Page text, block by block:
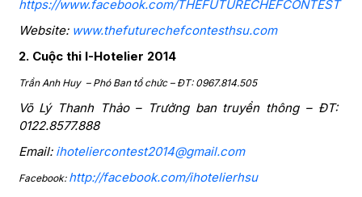
https://www.facebook.com/THEFUTURECHEFCONTEST
Website: www.thefuturechefcontesthsu.com
2. Cuộc thi I-Hotelier 2014
Trần Anh Huy – Phó Ban tổ chức – ĐT: 0967.814.505
Võ Lý Thanh Thảo – Trưởng ban truyền thông – ĐT:
0122.8577.888
Email: ihoteliercontest2014@gmail.com
Facebook: http://facebook.com/ihotelierhsu